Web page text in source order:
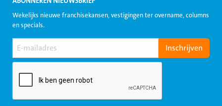
Wekelijks nieuwe franchisekansen, vestigingen ter overname, columns
en specials.